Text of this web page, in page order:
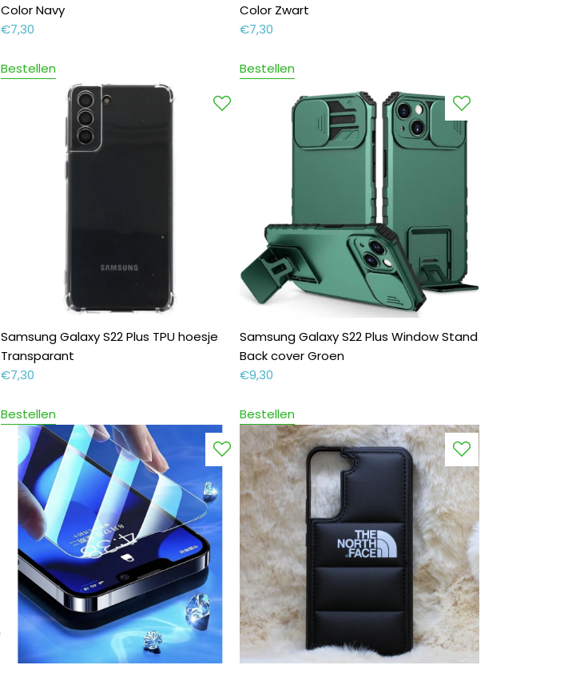
Color Navy
€7,30
Bestellen
Color Zwart
€7,30
Bestellen
Samsung Galaxy S22 Plus TPU hoesje
Transparant
€7,30
Bestellen
Samsung Galaxy S22 Plus Window Stand
Back cover Groen
€9,30
Bestellen